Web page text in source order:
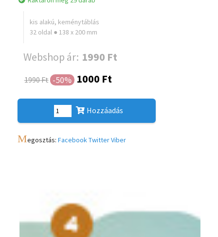
kis alakú, keménytáblás
32 oldal ● 138 x 200 mm
Webshop ár: 1990 Ft
1990 Ft -50% 1000 Ft
Hozzáadás
Megosztás: FacebookTwitterViber